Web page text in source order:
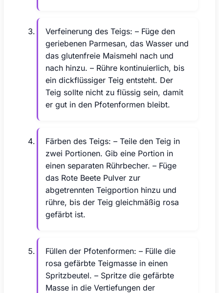
Verfeinerung des Teigs: – Füge den
geriebenen Parmesan, das Wasser und
das glutenfreie Maismehl nach und
nach hinzu. – Rühre kontinuierlich, bis
ein dickflüssiger Teig entsteht. Der
Teig sollte nicht zu flüssig sein, damit
er gut in den Pfotenformen bleibt.
Färben des Teigs: – Teile den Teig in
zwei Portionen. Gib eine Portion in
einen separaten Rührbecher. – Füge
das Rote Beete Pulver zur
abgetrennten Teigportion hinzu und
rühre, bis der Teig gleichmäßig rosa
gefärbt ist.
Füllen der Pfotenformen: – Fülle die
rosa gefärbte Teigmasse in einen
Spritzbeutel. – Spritze die gefärbte
Masse in die Vertiefungen der